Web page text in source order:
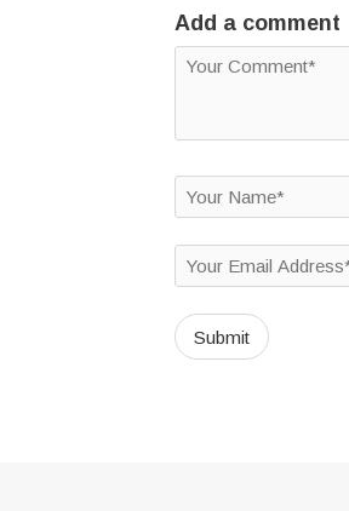
Add a comment